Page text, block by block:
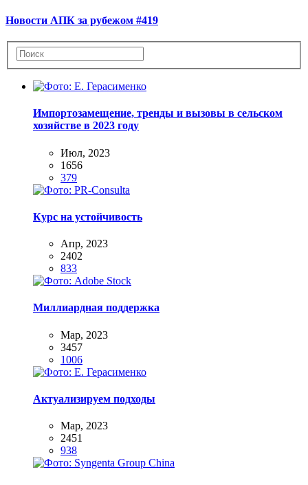
Новости АПК за рубежом #419
Импортозамещение, тренды и вызовы в сельском
хозяйстве в 2023 году
Июл, 2023
1656
379
Курс на устойчивость
Апр, 2023
2402
833
Миллиардная поддержка
Мар, 2023
3457
1006
Актуализируем подходы
Мар, 2023
2451
938